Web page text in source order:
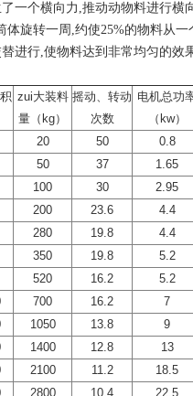
一个横向力,推动动物料进行
体旋转一周,约使25%的物料从
进行,使物料达到非常均匀的效
zui大装料
量（kg）
摇动、转动
次数
电机总功
（kw）
20 50 0.8
50 37 1.65
100 30 2.95
200 23.6 4.4
280 19.8 4.4
350 19.8 5.2
520 16.2 5.2
700 16.2 7
1050 13.8 9
1400 12.8 13
2100 11.2 18.5
2800 10.4 22.5